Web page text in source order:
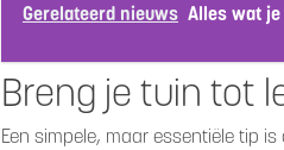
Gerelateerd nieuws Alles wat
Breng je tuin tot
Een simpele, maar essentiële tip